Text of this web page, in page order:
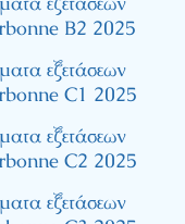
B2 2025
εξετάσεων
C1 2025
εξετάσεων
C2 2025
εξετάσεων